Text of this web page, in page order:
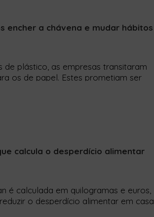
encher a chávena e mudar hábitos
plástico, as empresas transitaram
os de papel. Estes prometiam ser
Cup Day, como é conhecido, uma
calcula o desperdício alimentar
é calculada em quilogramas e euros,
o desperdício alimentar em casa